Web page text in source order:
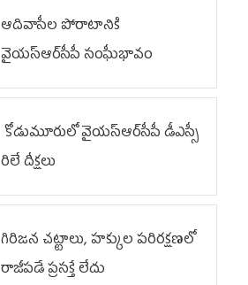
ఆదివాసీల పోరాటానికి
వైయ‌స్ఆర్‌సీపీ సంఘీభావం
కోడుమూరులో వైయ‌స్ఆర్‌సీపీ డీఎస్సీ
రిలే దీక్షలు
గిరిజన చట్టాలు, హక్కుల పరిరక్షణలో
రాజీపడే ప్రసక్తే లేదు